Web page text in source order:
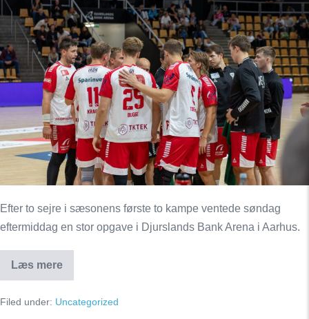
eftermiddag
Århus
Efter to sejre i sæsonens første to kampe ventede søndag
eftermiddag en stor opgave i Djurslands Bank Arena i Aarhus.
Læs mereFrustrerende
eftermiddag
Århus
Filed under: Uncategorized